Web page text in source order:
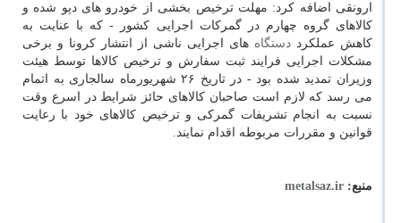
ارونقی اضافه کرد: مهلت ترخیص بخشی از خودرو های دپو شده و
کالاهای گروه چهارم در گمرکات اجرایی کشور - که با عنایت به
کاهش عملکرد دستگاه های اجرایی ناشی از انتشار کرونا و برخی
مشکلات اجرایی فرایند ثبت سفارش و ترخیص کالاها توسط هیئت
وزیران تمدید شده بود - در تاریخ ۲۶ شهریورماه سالجاری به اتمام
می رسد که لازم است صاحبان کالاهای حائز شرایط در اسرع وقت
نسبت به انجام تشریفات گمرکی و ترخیص کالاهای خود با رعایت
قوانین و مقررات مربوطه اقدام نمایند.
منبع: metalsaz.ir